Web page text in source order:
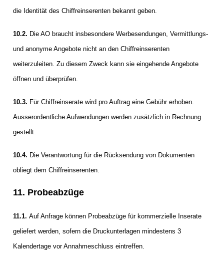
die Identität des Chiffreinserenten bekannt geben.
10.2. Die AO braucht insbesondere Werbesendungen, Vermittlungs-
und anonyme Angebote nicht an den Chiffreinserenten
weiterzuleiten. Zu diesem Zweck kann sie eingehende Angebote
öffnen und überprüfen.
10.3. Für Chiffreinserate wird pro Auftrag eine Gebühr erhoben.
Ausserordentliche Aufwendungen werden zusätzlich in Rechnung
gestellt.
10.4. Die Verantwortung für die Rücksendung von Dokumenten
obliegt dem Chiffreinserenten.
11. Probeabzüge
11.1. Auf Anfrage können Probeabzüge für kommerzielle Inserate
geliefert werden, sofern die Druckunterlagen mindestens 3
Kalendertage vor Annahmeschluss eintreffen.